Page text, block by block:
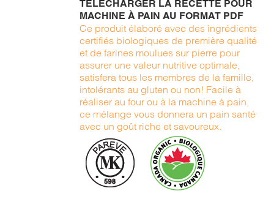
TÉLÉCHARGER LA RECETTE POUR
MACHINE À PAIN AU FORMAT PDF
Ce produit élaboré avec des ingrédients
certifiés biologiques de première qualité
et de farines moulues sur pierre pour
assurer une valeur nutritive optimale,
satisfera tous les membres de la famille,
intolérants au gluten ou non! Facile à
réaliser au four ou à la machine à pain,
ce mélange vous donnera un pain santé
avec un goût riche et savoureux.